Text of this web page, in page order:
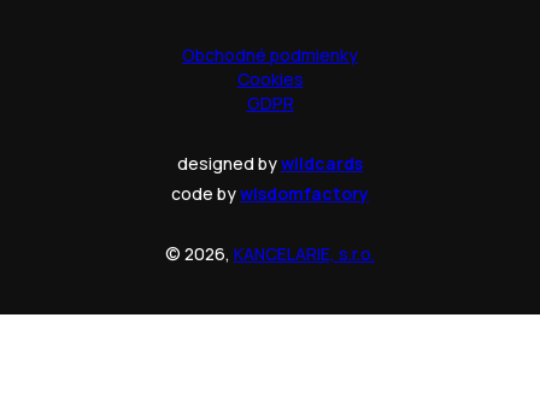
Obchodné podmienky
Cookies
GDPR
designed bywildcards
code bywisdomfactory
© 2026, KANCELARIE, s.r.o.